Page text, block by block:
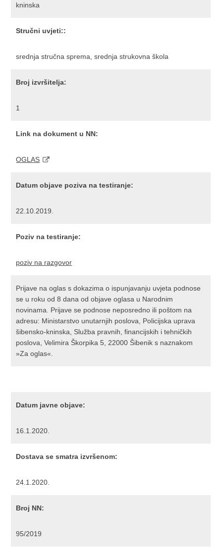
kninska
Stručni uvjeti::
srednja stručna sprema, srednja strukovna škola
Broj izvršitelja:
1
Link na dokument u NN:
OGLAS
Datum objave poziva na testiranje:
22.10.2019.
Poziv na testiranje:
poziv na razgovor
Prijave na oglas s dokazima o ispunjavanju uvjeta podnose
se u roku od 8 dana od objave oglasa u Narodnim
novinama. Prijave se podnose neposredno ili poštom na
adresu: Ministarstvo unutarnjih poslova, Policijska uprava
šibensko-kninska, Služba pravnih, financijskih i tehničkih
poslova, Velimira Škorpika 5, 22000 Šibenik s naznakom
»Za oglas«.
Datum javne objave:
16.1.2020.
Dostava se smatra izvršenom:
24.1.2020.
Broj NN:
95/2019